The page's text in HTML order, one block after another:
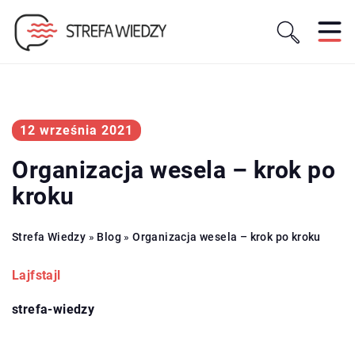
12 września 2021
Organizacja wesela – krok po
kroku
Strefa Wiedzy » Blog »Organizacja wesela – krok po kroku
Lajfstajl
strefa-wiedzy